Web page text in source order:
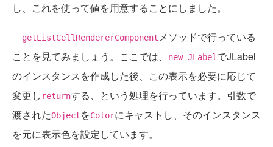
し、これを使って値を用意することにしました。
getListCellRendererComponentメソッドで行っている
ことを見てみましょう。ここでは、
new JLabel でJLabel
のインスタンスを作成した後、この表示を必要に応じて
変更し returnする、という処理を行っています。引数で
渡されたObjectをColorにキャストし、そのインスタンス
を元に表示色を設定しています。